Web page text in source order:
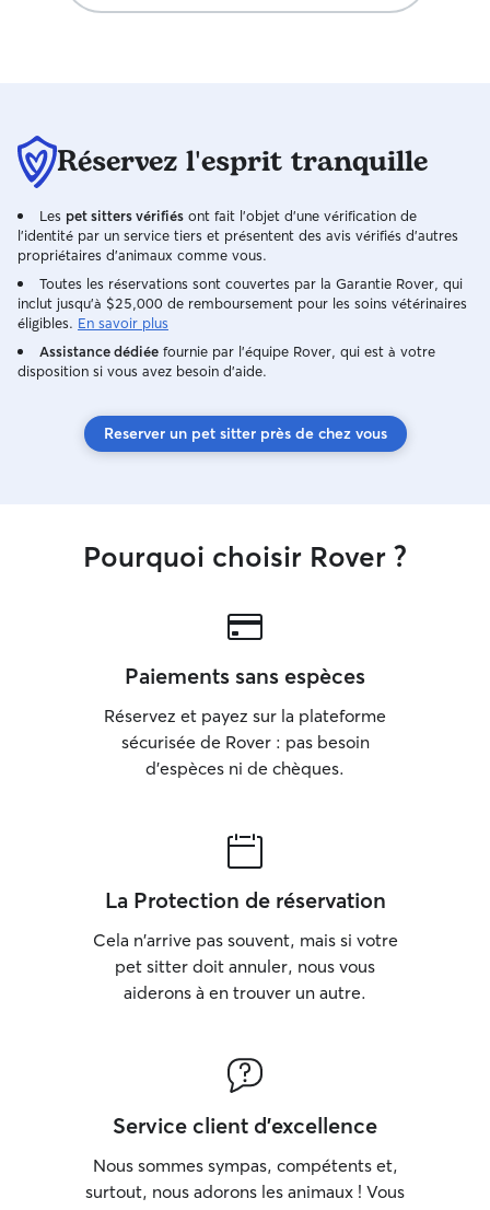
Réservez l'esprit tranquille
Les pet sitters vérifiés ont fait l'objet d'une vérification de
l'identité par un service tiers et présentent des avis vérifiés d'autres
propriétaires d'animaux comme vous.
Toutes les réservations sont couvertes par la Garantie Rover, qui
inclut jusqu'à $25,000 de remboursement pour les soins vétérinaires
éligibles. En savoir plus
Assistance dédiée fournie par l'équipe Rover, qui est à votre
disposition si vous avez besoin d'aide.
Reserver un pet sitter près de chez vous
Pourquoi choisir Rover ?
Paiements sans espèces
Réservez et payez sur la plateforme
sécurisée de Rover : pas besoin
d'espèces ni de chèques.
La Protection de réservation
Cela n'arrive pas souvent, mais si votre
pet sitter doit annuler, nous vous
aiderons à en trouver un autre.
Service client d'excellence
Nous sommes sympas, compétents et,
surtout, nous adorons les animaux ! Vous